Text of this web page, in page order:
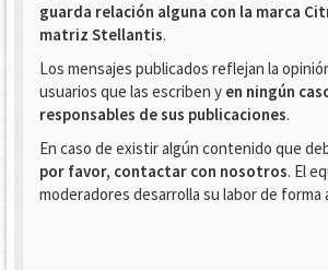
guarda relación alguna con la marca
matriz Stellantis.
Los mensajes publicados reflejan la
usuarios que las escriben y en ningún
responsables de sus publicaciones.
En caso de existir algún contenido que
por favor, contactar con nosotros. El
moderadores desarrolla su labor de forma